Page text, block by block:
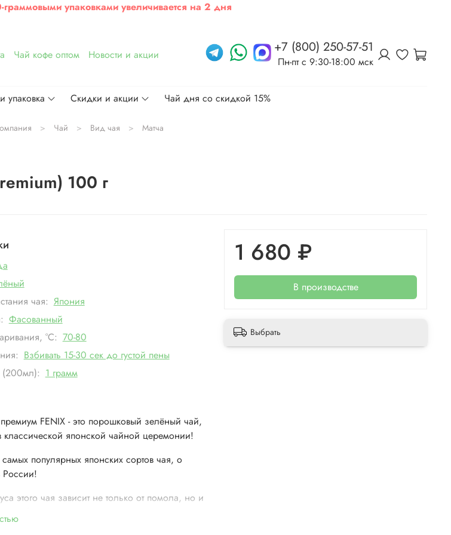
граммовыми упаковками увеличивается на 2 дня
Чай кофе оптом Новости и акции +7 (800) 250-57-51
Пн-пт c 9:30-18:00 мск
упаковка Скидки и акции Чай дня со скидкой 15%
Чай Вид чая Матча
100 г
чая: Япония
Фасованный
°С: 70-80
Взбивать 15-30 сек до густой пены
(200мл): 1 грамм
FENIX - это порошковый зелёный чай,
классической японской чайной церемонии!
популярных японских сортов чая, о
России!
этого чая зависит не только от помола, но и
выращивания.
1 680 ₽
В производстве
Выбрать